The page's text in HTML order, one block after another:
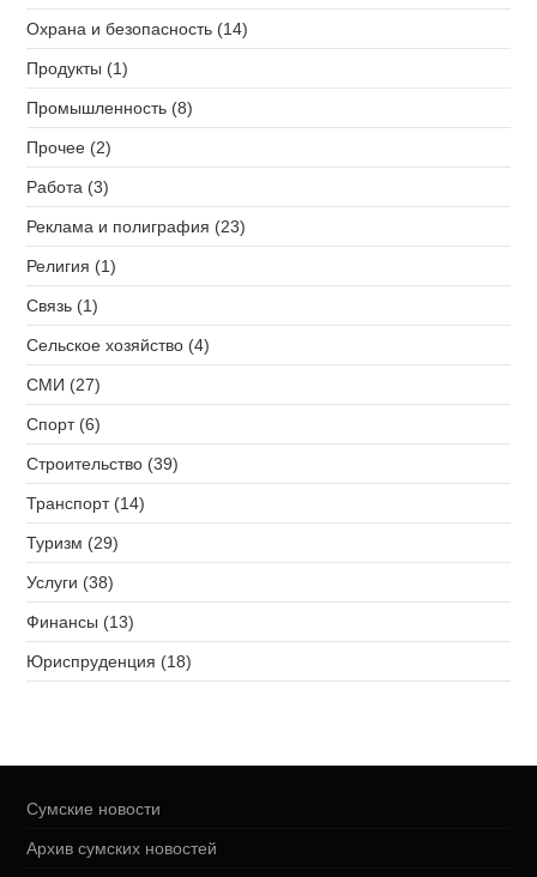
Охрана и безопасность (14)
Продукты (1)
Промышленность (8)
Прочее (2)
Работа (3)
Реклама и полиграфия (23)
Религия (1)
Связь (1)
Сельское хозяйство (4)
СМИ (27)
Спорт (6)
Строительство (39)
Транспорт (14)
Туризм (29)
Услуги (38)
Финансы (13)
Юриспруденция (18)
Сумские новости
Архив сумских новостей